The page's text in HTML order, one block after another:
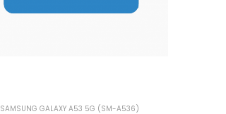
SAMSUNG GALAXY A53 5G (SM-A536)